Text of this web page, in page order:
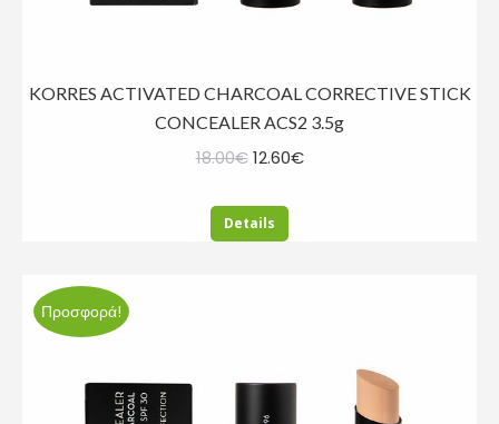
KORRES ACTIVATED CHARCOAL CORRECTIVE STICK
CONCEALER ACS2 3.5g
18.00€ Original
was:
18.00€.
12.60€Η
Details
Προσφορά!